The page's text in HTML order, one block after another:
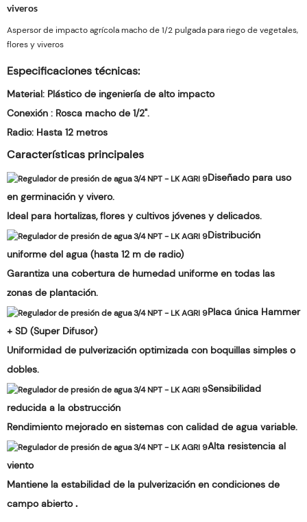
viveros
Aspersor de impacto agrícola macho de 1/2 pulgada para riego de vegetales,
flores y viveros
Especificaciones técnicas:
Material: Plástico de ingeniería de alto impacto
Conexión : Rosca macho de 1/2".
Radio: Hasta 12 metros
Características principales
Diseñado para uso
en germinación y vivero.
Ideal para hortalizas, flores y cultivos jóvenes y delicados.
Distribución
uniforme del agua (hasta 12 m de radio)
Garantiza una cobertura de humedad uniforme en todas las
zonas de plantación.
Placa única Hammer
+ SD (Super Difusor)
Uniformidad de pulverización optimizada con boquillas simples o
dobles.
Sensibilidad
reducida a la obstrucción
Rendimiento mejorado en sistemas con calidad de agua variable.
Alta resistencia al
viento
Mantiene la estabilidad de la pulverización en condiciones de
campo abierto.